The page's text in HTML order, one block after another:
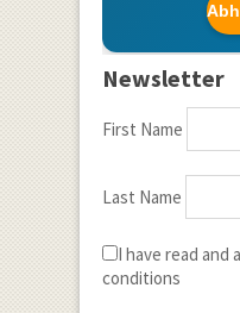
Newsletter
First Name
Last Name
I have read and
conditions